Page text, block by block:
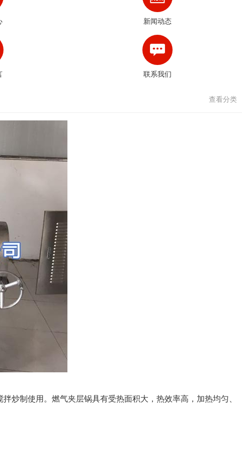
新闻动态
联系我们
查看分类
炒制使用。燃气夹层锅具有受热面积大，热效率高，加热均匀、